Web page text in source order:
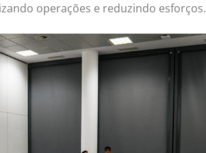
operações e reduzindo esforços.